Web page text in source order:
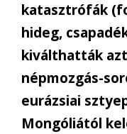
katasztrófák
hideg,
kiválthatták
népmozgás-
eurázsiai
Mongóliától